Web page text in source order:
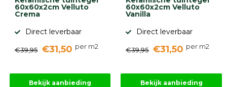
60x60x2cm Velluto
Crema
Direct leverbaar
€39,95 €31,50 per m2
Bekijk aanbieding
60x60x2cm Velluto
Vanilla
Direct leverbaar
€39,95 €31,50 per m2
Bekijk aanbieding